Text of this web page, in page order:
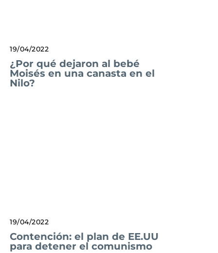
19/04/2022
¿Por qué dejaron al bebé
Moisés en una canasta en el
Nilo?
19/04/2022
Contención: el plan de EE.UU
para detener el comunismo